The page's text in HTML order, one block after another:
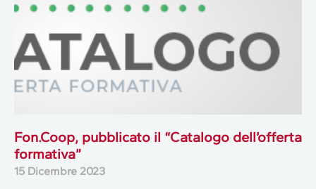
Fon.Coop, pubblicato il “Catalogo dell’offerta
formativa”
15 Dicembre 2023